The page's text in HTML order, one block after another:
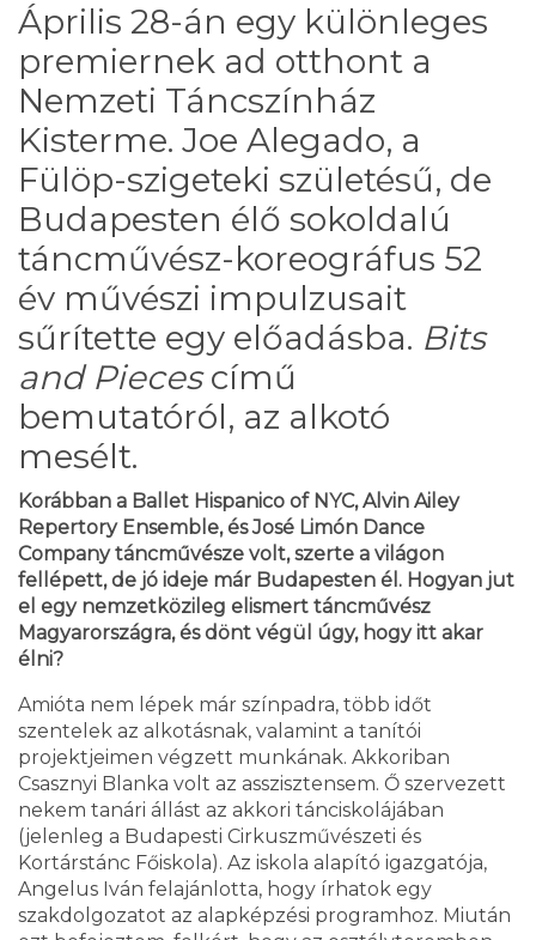
Április 28-án egy különleges
premiernek ad otthont a
Nemzeti Táncszínház
Kisterme. Joe Alegado, a
Fülöp-szigeteki születésű, de
Budapesten élő sokoldalú
táncművész-koreográfus 52
év művészi impulzusait
sűrítette egy előadásba. Bits
and Piecescímű
bemutatóról, az alkotó
mesélt.
Korábban a Ballet Hispanico of NYC, Alvin Ailey
Repertory Ensemble, és José Limón Dance
Company táncművésze volt, szerte a világon
fellépett, de jó ideje már Budapesten él. Hogyan jut
el egy nemzetközileg elismert táncművész
Magyarországra, és dönt végül úgy, hogy itt akar
élni?
Amióta nem lépek már színpadra, több időt
szentelek az alkotásnak, valamint a tanítói
projektjeimen végzett munkának. Akkoriban
Csasznyi Blanka volt az asszisztensem. Ő szervezett
nekem tanári állást az akkori tánciskolájában
(jelenleg a Budapesti Cirkuszművészeti és
Kortárstánc Főiskola). Az iskola alapító igazgatója,
Angelus Iván felajánlotta, hogy írhatok egy
szakdolgozatot az alapképzési programhoz. Miután